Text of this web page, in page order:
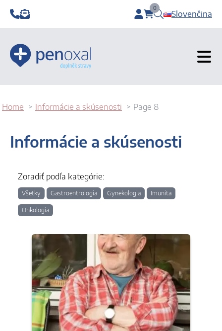
0
items in cart, view
Slovenčina
Home Informácie a skúsenosti Page 8
Informácie a skúsenosti
Zoradiť podľa kategórie:
Všetky Gastroentrologia Gynekologia Imunita
Onkologia